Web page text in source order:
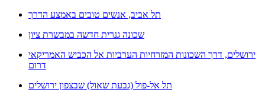
תל אביב, אנשים טובים באמצע הדרך
שכונה גנרית חדשה במבשרת ציון
ירושלים, דרך השכונות המזרחיות הערביות אל הכביש האמריקאי
דרום
תל אל-פול (גבעת שאול) שבצפון ירושלים